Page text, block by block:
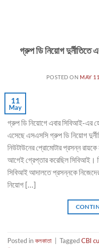
গ্রুপ ডি নিয়োগ
POSTED ON MAY
11
May
গ্রুপ ডি নিয়োগে এবার সিবিআই-এর
এসেছে এসএসসি গ্রুপ ডি নিয়োগ
নিউটাউনের প্রোমোটার প্রসন্ন
আগেই গ্রেপ্তার করেছিল সিবিআই।
সিবিআই আদালতে প্রসন্নকে
নিয়োগ […]
Posted inকলকাতা TaggedCBI